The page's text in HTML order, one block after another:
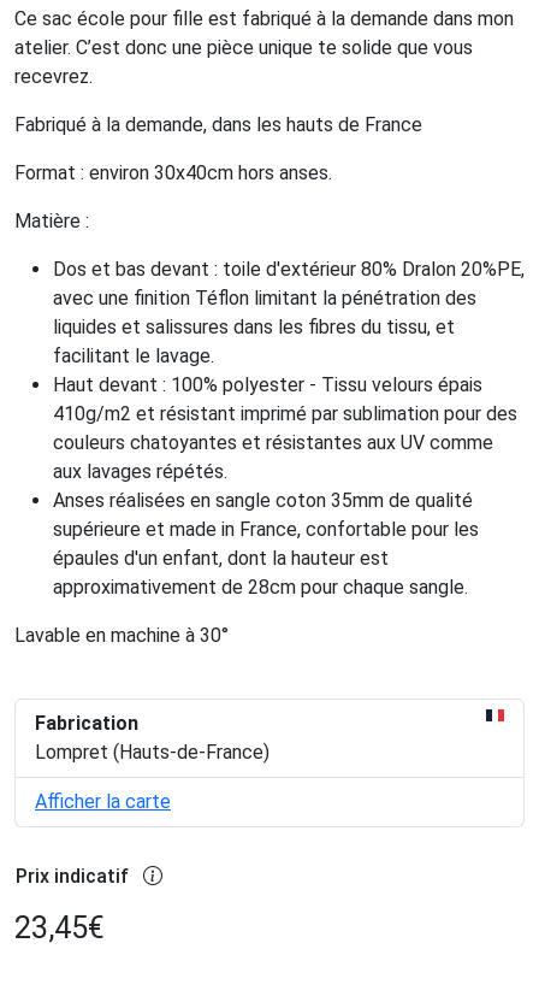
Ce sac école pour fille est fabriqué à la demande dans mon
atelier. C’est donc une pièce unique te solide que vous
recevrez.
Fabriqué à la demande, dans les hauts de France
Format : environ 30x40cm hors anses.
Matière :
Dos et bas devant : toile d'extérieur 80% Dralon 20%PE,
avec une finition Téflon limitant la pénétration des
liquides et salissures dans les fibres du tissu, et
facilitant le lavage.
Haut devant : 100% polyester - Tissu velours épais
410g/m2 et résistant imprimé par sublimation pour des
couleurs chatoyantes et résistantes aux UV comme
aux lavages répétés.
Anses réalisées en sangle coton 35mm de qualité
supérieure et made in France, confortable pour les
épaules d'un enfant, dont la hauteur est
approximativement de 28cm pour chaque sangle.
Lavable en machine à 30°
Fabrication
Lompret (Hauts-de-France)
Afficher la carte
Prix indicatif
23,45€